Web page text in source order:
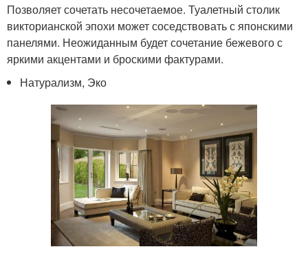
Позволяет сочетать несочетаемое. Туалетный столик
викторианской эпохи может соседствовать с японскими
панелями. Неожиданным будет сочетание бежевого с
яркими акцентами и броскими фактурами.
Натурализм, Эко